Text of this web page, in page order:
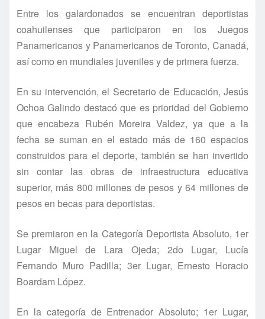
Entre los galardonados se encuentran deportistas
coahuilenses que participaron en los Juegos
Panamericanos y Panamericanos de Toronto, Canadá,
así­ como en mundiales juveniles y de primera fuerza.
En su intervención, el Secretario de Educación, Jesús
Ochoa Galindo destacó que es prioridad del Gobierno
que encabeza Rubén Moreira Valdez, ya que a la
fecha se suman en el estado más de 160 espacios
construidos para el deporte, también se han invertido
sin contar las obras de infraestructura educativa
superior, más 800 millones de pesos y 64 millones de
pesos en becas para deportistas.
Se premiaron en la Categorí­a Deportista Absoluto, 1er
Lugar Miguel de Lara Ojeda; 2do Lugar, Lucí­a
Fernando Muro Padilla; 3er Lugar, Ernesto Horacio
Boardam López.
En la categorí­a de Entrenador Absoluto; 1er Lugar,